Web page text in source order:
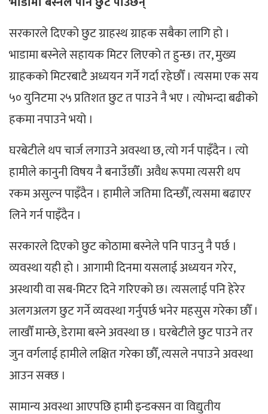
सरकारले दिएको छुट ग्राहस्थ ग्राहक सबैका लागि हो ।
भाडामा बस्नेले सहायक मिटर लिएको त हुन्छ। तर, मुख्य
ग्राहकको मिटरबाटै अध्ययन गर्ने गर्दा रहेछौँ । त्यसमा एक सय
५० युनिटमा २५ प्रतिशत छुट त पाउने नै भए । त्योभन्दा बढीको
हकमा नपाउने भयो ।
घरबेटीले थप चार्ज लगाउने अवस्था छ, त्यो गर्न पाइँदैन । त्यो
हामीले कानुनी विषय नै बनाउँछौँ। अवैध रूपमा त्यसरी थप
रकम असुल्न पाइँदैन । हामीले जतिमा दिन्छौँ, त्यसमा बढाएर
लिने गर्न पाइँदैन ।
सरकारले दिएको छुट कोठामा बस्नेले पनि पाउनु नै पर्छ ।
व्यवस्था यही हो । आगामी दिनमा यसलाई अध्ययन गरेर,
अस्थायी वा सब-मिटर दिने गरिएको छ। त्यसलाई पनि हेरेर
अलगअलग छुट गर्ने व्यवस्था गर्नुपर्छ भनेर महसुस गरेका छौँ ।
लाखौँ मान्छे, डेरामा बस्ने अवस्था छ । घरबेटीले छुट पाउने तर
जुन वर्गलाई हामीले लक्षित गरेका छौँ, त्यसले नपाउने अवस्था
आउन सक्छ ।
सामान्य अवस्था आएपछि हामी इन्डक्सन वा विद्युतीय